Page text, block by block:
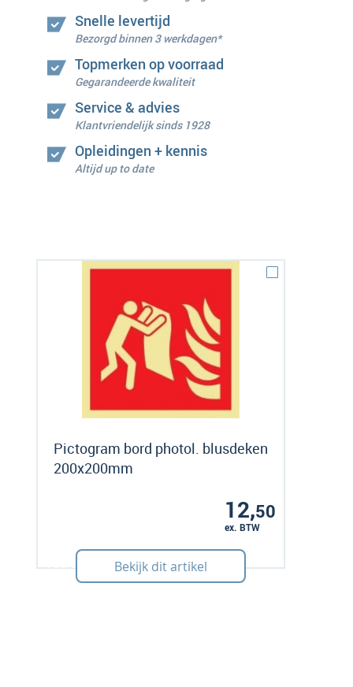
Snelle levertijd
Bezorgd binnen 3 werkdagen*
Topmerken op voorraad
Gegarandeerde kwaliteit
Service & advies
Klantvriendelijk sinds 1928
Opleidingen + kennis
Altijd up to date
Pictogram bord photol. blusdeken
200x200mm
12,50
ex. BTW
Art: 505131 Bekijk dit artikel